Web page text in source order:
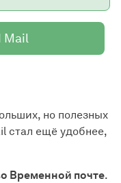
Mail
но полезных
стал ещё удобнее,
Временной почте.